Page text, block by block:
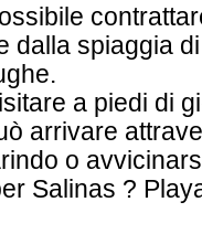
dalla spiaggia
a piedi di
arrivare
o
Salinas ?